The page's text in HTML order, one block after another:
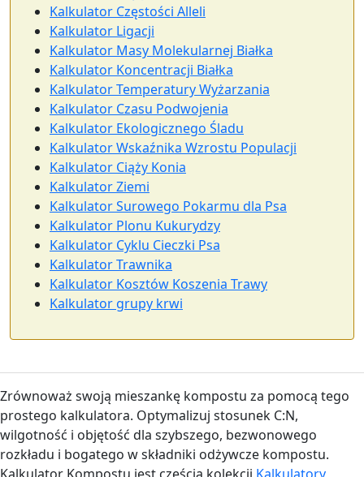
Kalkulator Częstości Alleli
Kalkulator Ligacji
Kalkulator Masy Molekularnej Białka
Kalkulator Koncentracji Białka
Kalkulator Temperatury Wyżarzania
Kalkulator Czasu Podwojenia
Kalkulator Ekologicznego Śladu
Kalkulator Wskaźnika Wzrostu Populacji
Kalkulator Ciąży Konia
Kalkulator Ziemi
Kalkulator Surowego Pokarmu dla Psa
Kalkulator Plonu Kukurydzy
Kalkulator Cyklu Cieczki Psa
Kalkulator Trawnika
Kalkulator Kosztów Koszenia Trawy
Kalkulator grupy krwi
Zrównoważ swoją mieszankę kompostu za pomocą tego
prostego kalkulatora. Optymalizuj stosunek C:N,
wilgotność i objętość dla szybszego, bezwonowego
rozkładu i bogatego w składniki odżywcze kompostu.